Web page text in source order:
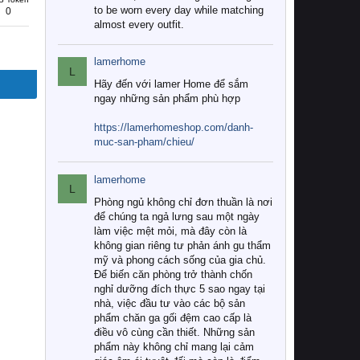
0
to be worn every day while matching
almost every outfit.
L
lamerhome
Hãy đến với lamer Home để sắm
ngay những sản phẩm phù hợp
https://lamerhomeshop.com/danh-
muc-san-pham/chieu/
L
lamerhome
Phòng ngủ không chỉ đơn thuần là nơi
để chúng ta ngả lưng sau một ngày
làm việc mệt mỏi, mà đây còn là
không gian riêng tư phản ánh gu thẩm
mỹ và phong cách sống của gia chủ.
Để biến căn phòng trở thành chốn
nghỉ dưỡng đích thực 5 sao ngay tại
nhà, việc đầu tư vào các bộ sản
phẩm chăn ga gối đệm cao cấp là
điều vô cùng cần thiết. Những sản
phẩm này không chỉ mang lại cảm